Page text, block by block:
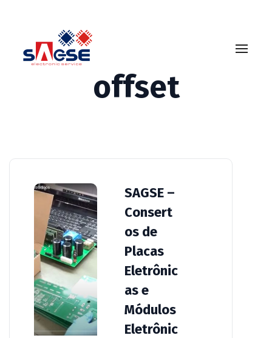
impressoras
offset
SAGSE –
Consert
os de
Placas
Eletrônic
as e
Módulos
Eletrônic